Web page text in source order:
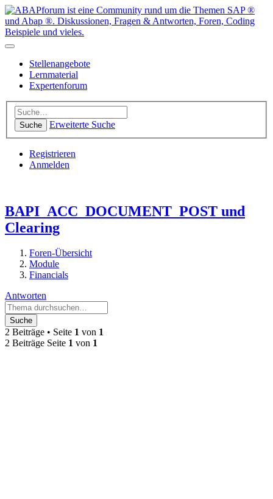
Stellenangebote
Lernmaterial
Expertenforum
Suche Erweiterte Suche
Registrieren
Anmelden
BAPI_ACC_DOCUMENT_POST und
Clearing
Foren-Übersicht
Module
Financials
Antworten
Suche
2 Beiträge • Seite 1 von 1
2 Beiträge Seite 1 von 1